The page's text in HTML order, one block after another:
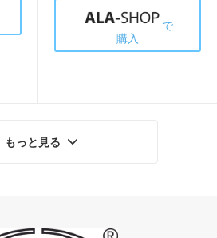
で
購入
もっと見る